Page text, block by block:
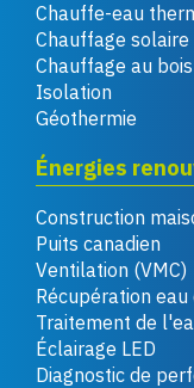
Chauffe-eau
Chauffage solaire
Chauffage au bois
Isolation
Géothermie
Énergies
Construction
Puits canadien
Ventilation (VMC)
Récupération eau
Traitement de
Éclairage LED
Diagnostic de